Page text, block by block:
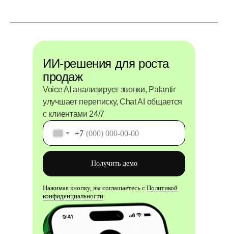
ИИ-решения для роста
продаж
Voice AI анализирует звонки, Palantir
улучшает переписку, Chat AI общается
с клиентами 24/7
+7
Получить демо
Нажимая кнопку, вы соглашаетесь с Политикой
конфиденциальности